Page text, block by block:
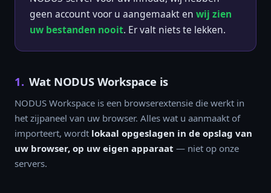
geen account voor u aangemaakt en wij zien
uw bestanden nooit. Er valt niets te lekken.
1. Wat NODUS Workspace is
NODUS Workspace is een browserextensie die werkt in
het zijpaneel van uw browser. Alles wat u aanmaakt of
importeert, wordt lokaal opgeslagen in de opslag van
uw browser, op uw eigen apparaat — niet op onze
servers.